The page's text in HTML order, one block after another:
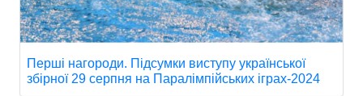
Перші нагороди. Підсумки виступу української
збірної 29 серпня на Паралімпійських іграх-2024